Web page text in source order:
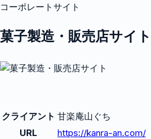
コーポレートサイト
菓子製造・販売店サイト
クライアント 甘楽庵山ぐち
URL
https://kanra-an.com/